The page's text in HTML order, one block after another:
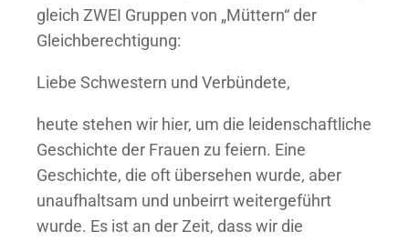
gleich ZWEI Gruppen von „Müttern“ der
Gleichberechtigung:
Liebe Schwestern und Verbündete,
heute stehen wir hier, um die leidenschaftliche
Geschichte der Frauen zu feiern. Eine
Geschichte, die oft übersehen wurde, aber
unaufhaltsam und unbeirrt weitergeführt
wurde. Es ist an der Zeit, dass wir die